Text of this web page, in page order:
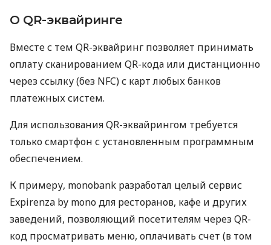
О QR-эквайринге
Вместе с тем QR-эквайринг позволяет принимать
оплату сканированием QR-кода или дистанционно
через ссылку (без NFC) с карт любых банков
платежных систем.
Для использования QR-эквайрингом требуется
только смартфон с установленным программным
обеспечением.
К примеру, monobank разработал целый сервис
Expirenza by mono для ресторанов, кафе и других
заведений, позволяющий посетителям через QR-
код просматривать меню, оплачивать счет (в том